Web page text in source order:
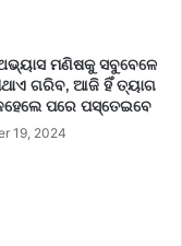
ମଣିଷକୁ ସବୁବେଳେ
ଗରିବ, ଆଜି ହିଁ ତ୍ୟାଗ
ପରେ ପସ୍ତେଇବେ
19, 2024